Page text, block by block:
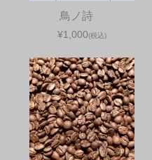
鳥ノ詩
¥1,000(税込)